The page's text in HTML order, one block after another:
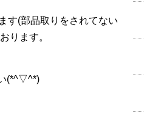
す(部品取りをされてない
ります。
(*^▽^*)